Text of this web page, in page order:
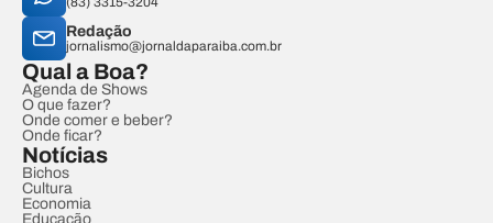
Redação
jornalismo@jornaldaparaiba.com.br
Qual a Boa?
Agenda de Shows
O que fazer?
Onde comer e beber?
Onde ficar?
Notícias
Bichos
Cultura
Economia
Educação